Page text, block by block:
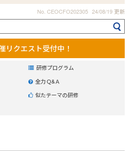
No. CEOCFO202305 24/08/19 更新
リクエスト受付中！
研修プログラム
全力Ｑ&Ａ
似たテーマの研修